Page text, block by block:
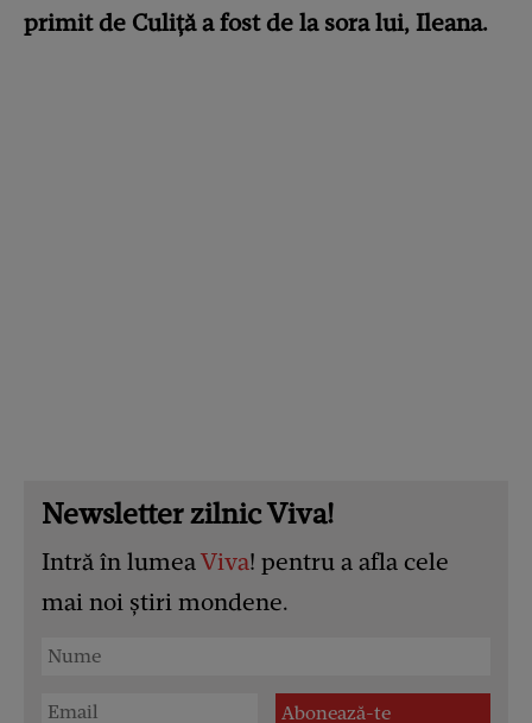
primit de Culiță a fost de la sora lui, Ileana.
Newsletter zilnic Viva!
Intră în lumeaViva! pentru a afla cele
mai noi știri mondene.